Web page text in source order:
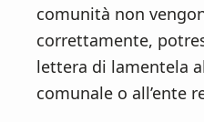
comunità non
correttamente,
lettera di lamentela
comunale o all’ente